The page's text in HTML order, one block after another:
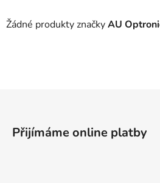
Žádné produkty značkyAU
Přijímáme online platby